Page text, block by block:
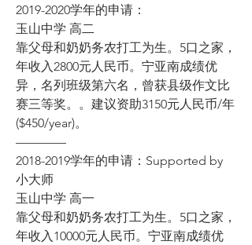
2019-2020学年的申请：
玉山中学 高二
靠父母和奶奶务农打工为生。5口之家，
年收入2800元人民币。宁亚南成绩优
异，名列班级第六名，曾获县级作文比
赛三等奖。。建议资助3150元人民币/年
($450/year)。
————
2018-2019学年的申请：Supported by
小大师
玉山中学 高一
靠父母和奶奶务农打工为生。5口之家，
年收入10000元人民币。宁亚南成绩优